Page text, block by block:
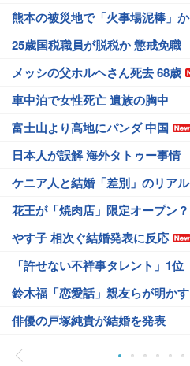
熊本の被災地で「火事場泥棒」か
25歳国税職員が脱税か 懲戒免職
メッシの父ホルヘさん死去 68歳
車中泊で女性死亡 遺族の胸中
富士山より高地にパンダ 中国
日本人が誤解 海外タトゥー事情
ケニア人と結婚「差別」のリアル
花王が「焼肉店」限定オープン？
やす子 相次ぐ結婚発表に反応
「許せない不祥事タレント」1位
鈴木福「恋愛話」親友らが明かす
俳優の戸塚純貴が結婚を発表